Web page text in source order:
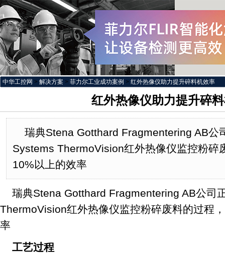
中华工控网 > 解决方案 > 菲力尔工业成功案例 > 红外热像仪助力提升碎料机效率
红外热像仪助力提升碎
瑞典Stena Gotthard Fragmentering AB公
Systems ThermoVision红外热像仪监控粉碎
10%以上的效率
瑞典Stena Gotthard Fragmentering AB公司
ThermoVision红外热像仪监控粉碎废料的过程
率
工艺过程